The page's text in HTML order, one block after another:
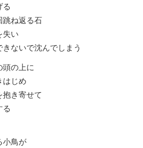
る
跳ね返る石
失い
ないで沈んでしまう
頭の上に
はじめ
き寄せて
る
小鳥が